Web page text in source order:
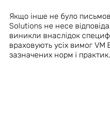
Якщо інше не було
Solutions не несе
виникли внаслідок
враховують усіх вимог
зазначених норм і практик.